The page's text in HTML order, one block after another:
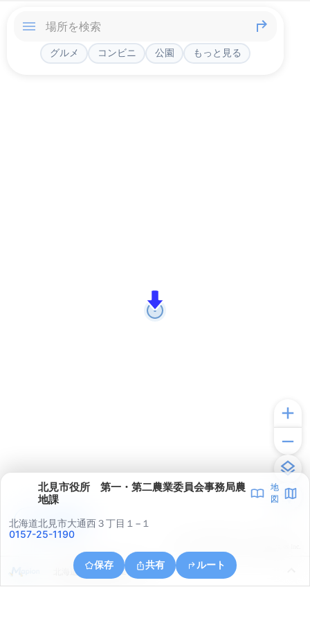
グルメ コンビニ 公園 もっと見る
北見市役所 第一・第二農業委員会事務局農
地課
地
図
北海道北見市大通西３丁目１−１
0157-25-1190
保存 共有 ルート
北海道北見市桜町２丁目
アプリで見る